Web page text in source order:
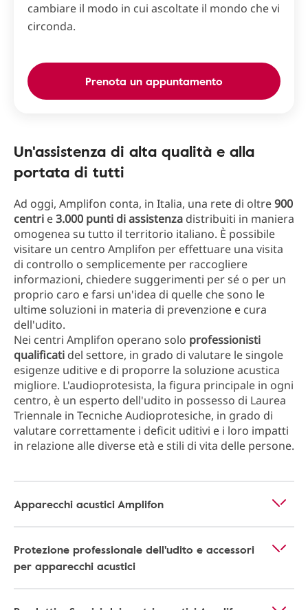
cambiare il modo in cui ascoltate il mondo che vi
circonda.
Prenota un appuntamento
Un'assistenza di alta qualità e alla
portata di tutti
Ad oggi, Amplifon conta, in Italia, una rete di oltre900
centri e3.000 punti di assistenza distribuiti in maniera
omogenea su tutto il territorio italiano. È possibile
visitare un centro Amplifon per effettuare una visita
di controllo o semplicemente per raccogliere
informazioni, chiedere suggerimenti per sé o per un
proprio caro e farsi un'idea di quelle che sono le
ultime soluzioni in materia di prevenzione e cura
dell'udito.
Nei centri Amplifon operano solo professionisti
qualificati del settore, in grado di valutare le singole
esigenze uditive e di proporre la soluzione acustica
migliore. L'audioprotesista, la figura principale in ogni
centro, è un esperto dell'udito in possesso di Laurea
Triennale in Tecniche Audioprotesiche, in grado di
valutare correttamente i deficit uditivi e i loro impatti
in relazione alle diverse età e stili di vita delle persone.
Apparecchi acustici Amplifon
Protezione professionale dell'udito e accessori
per apparecchi acustici